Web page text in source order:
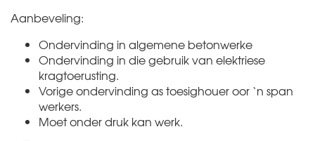
Aanbeveling:
Ondervinding in algemene betonwerke
Ondervinding in die gebruik van elektriese
kragtoerusting.
Vorige ondervinding as toesighouer oor ‘n span
werkers.
Moet onder druk kan werk.